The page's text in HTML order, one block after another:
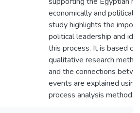
economically and
study highlights the
political leadership and
this process. It is based on
qualitative research
and the connections
events are explained
process analysis method.